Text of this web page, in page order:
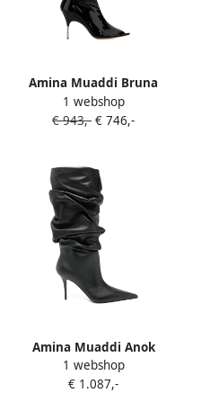
Amina Muaddi Bruna
laarzen met hak Zwart
1 webshop
€ 943,- € 746,-
Amina Muaddi Anok
enkellaarzen met hak Zwart
1 webshop
€ 1.087,-